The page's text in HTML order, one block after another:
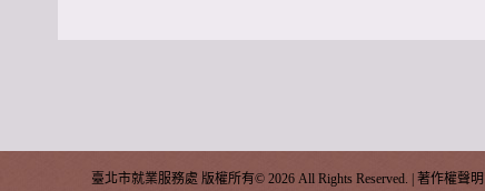
臺北市就業服務處 版權所有© 2026 All Rights Reserved. | 著作權聲明